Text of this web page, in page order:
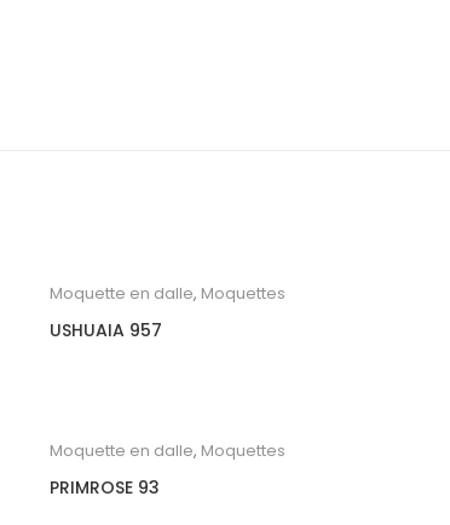
Moquette en dalle, Moquettes
USHUAIA 957
Moquette en dalle, Moquettes
PRIMROSE 93